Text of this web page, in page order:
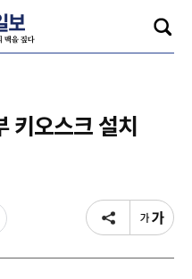
키오스크 설치